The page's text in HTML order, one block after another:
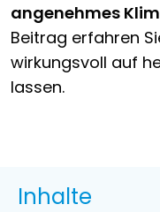
angenehmes
Beitrag erfahren
wirkungsvoll auf
lassen.
Inhalte